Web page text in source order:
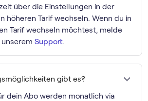
über die Einstellungen in der
höheren Tarif wechseln. Wenn du in
Tarif wechseln möchtest, melde
Support.
gibt es?
dein Abo werden monatlich via